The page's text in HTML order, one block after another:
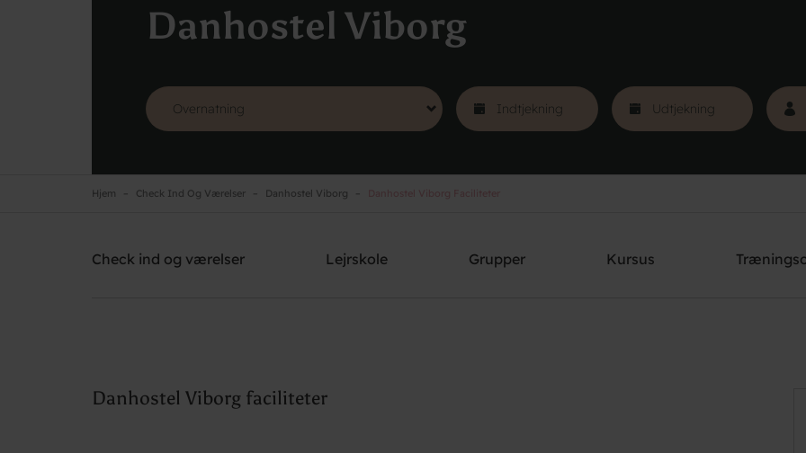
Danhostel Viborg
Danhostel Viborg
Hjem Check Ind Og Værelser Danhostel Viborg
Check ind og værelser Lejrskole Grupper Kursus
Danhostel Viborg faciliteter